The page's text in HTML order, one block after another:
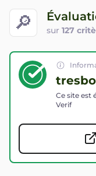
🔎 sur 127
Ce site est
Verif